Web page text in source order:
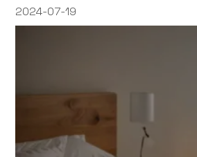
2024-07-19